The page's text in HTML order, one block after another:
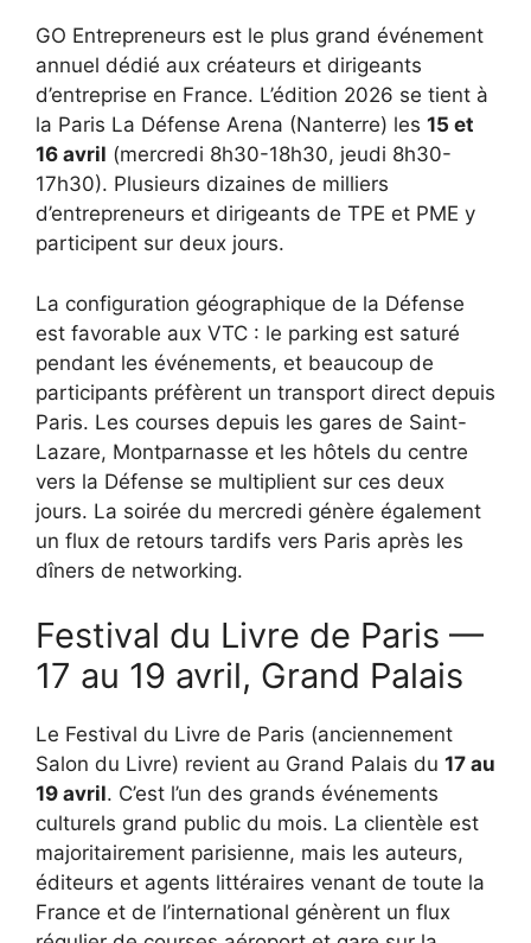
GO Entrepreneurs est le plus grand événement
annuel dédié aux créateurs et dirigeants
d’entreprise en France. L’édition 2026 se tient à
la Paris La Défense Arena (Nanterre) les 15 et
16 avril (mercredi 8h30-18h30, jeudi 8h30-
17h30). Plusieurs dizaines de milliers
d’entrepreneurs et dirigeants de TPE et PME y
participent sur deux jours.
La configuration géographique de la Défense
est favorable aux VTC : le parking est saturé
pendant les événements, et beaucoup de
participants préfèrent un transport direct depuis
Paris. Les courses depuis les gares de Saint-
Lazare, Montparnasse et les hôtels du centre
vers la Défense se multiplient sur ces deux
jours. La soirée du mercredi génère également
un flux de retours tardifs vers Paris après les
dîners de networking.
Festival du Livre de Paris —
17 au 19 avril, Grand Palais
Le Festival du Livre de Paris (anciennement
Salon du Livre) revient au Grand Palais du 17 au
19 avril. C’est l’un des grands événements
culturels grand public du mois. La clientèle est
majoritairement parisienne, mais les auteurs,
éditeurs et agents littéraires venant de toute la
France et de l’international génèrent un flux